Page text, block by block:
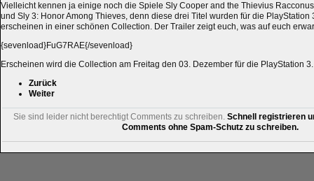
Vielleicht kennen ja einige noch die Spiele Sly Cooper and the Thievius
und Sly 3: Honor Among Thieves, denn diese drei Titel wurden für die PlayStation
erscheinen in einer schönen Collection. Der Trailer zeigt euch, was auf euch
{sevenload}FuG7RAE{/sevenload}
Erscheinen wird die Collection am Freitag den 03. Dezember für die PlayStation 3.
Zurück
Weiter
Sie sind leider nicht berechtigt Comments zu schreiben. Schnell registrieren
Comments ohne Spam-Schutz zu schreiben.